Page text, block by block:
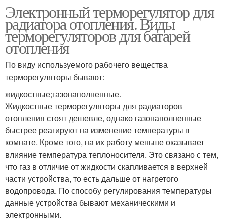
Терморегулятор на
радиатор
радиатора
Электронный терморегулятор для
радиатора отопления. Виды
терморегуляторов для батарей
отопления
По виду используемого рабочего вещества
терморегуляторы бывают:
жидкостные;газонаполненные.
Жидкостные терморегуляторы для радиаторов
отопления стоят дешевле, однако газонаполненные
быстрее реагируют на изменение температуры в
комнате. Кроме того, на их работу меньше оказывает
влияние температура теплоносителя. Это связано с тем,
что газ в отличие от жидкости скапливается в верхней
части устройства, то есть дальше от нагретого
водопровода. По способу регулирования температуры
данные устройства бывают механическими и
электронными.